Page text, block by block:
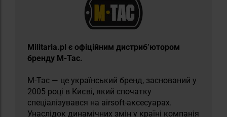
​Militaria.pl є офіційним дистриб’ютором
бренду M-Tac.
M-Tac — це український бренд, заснований у
2005 році в Києві, який спочатку
спеціалізувався на airsoft-аксесуарах.
Унаслідок динамічних змін у країні компанія